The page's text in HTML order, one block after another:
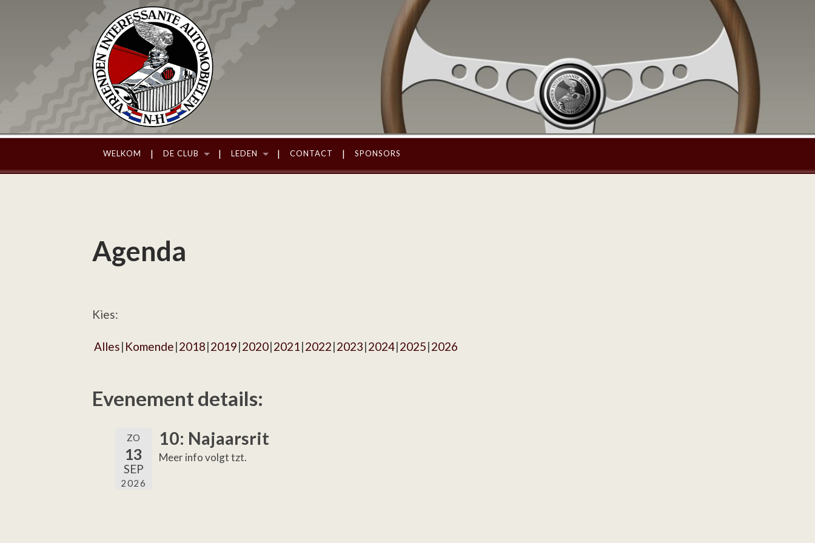
WELKOM DE CLUB LEDEN CONTACT SPONSORS
Agenda
Kies:
Alles Komende 2018 2019 2020 2021 2022 2023 2024 2025 2026
Evenement details:
ZO
13
SEP
2026
10: Najaarsrit
Meer info volgt tzt.